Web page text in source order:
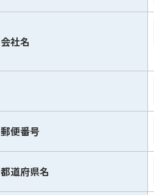
会社名
郵便番号
都道府県名